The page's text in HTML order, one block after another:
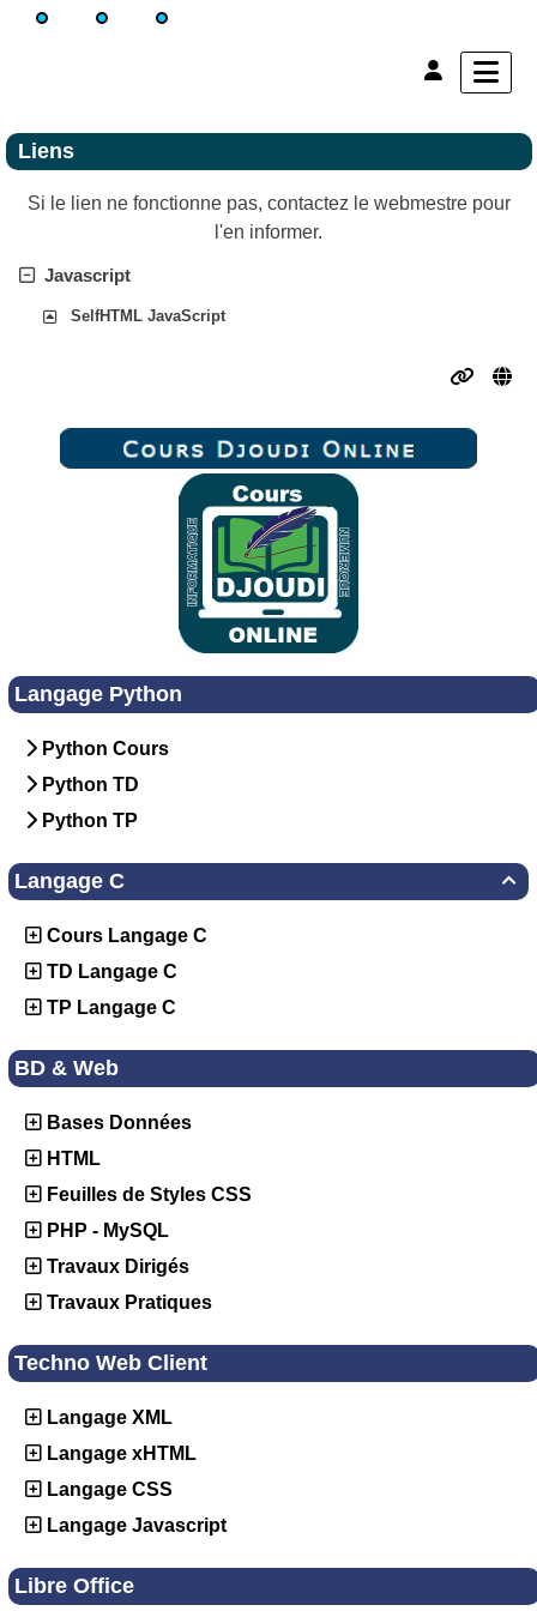
Langage Python
Python Cours
Python TD
Python TP

Langage C
Cours Langage C
TD Langage C
TP Langage C
BD & Web
Bases Données
HTML
Feuilles de Styles CSS
PHP - MySQL
Travaux Dirigés
Travaux Pratiques
Techno Web Client
Langage XML
Langage xHTML
Langage CSS
Langage Javascript
Libre Office
Liens
Si le lien ne fonctionne pas, contactez le webmestre pour
l'en informer.
Javascript
SelfHTML JavaScript